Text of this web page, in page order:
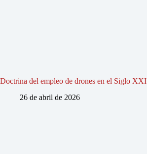
Doctrina del empleo de drones en el Siglo XXI
26 de abril de 2026